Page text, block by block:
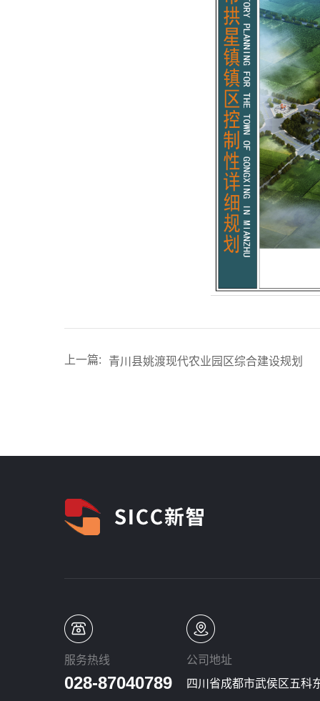
上一篇: 青川县姚渡现代农业园区综合建设规划
服务热线
028-87040789
公司地址
四川省成都市武侯区五科